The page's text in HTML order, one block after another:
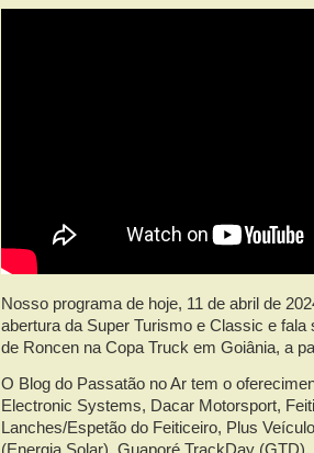
Nosso programa de hoje, 11 de abril de
abertura da Super Turismo e Classic e fala
de Roncen na Copa Truck em Goiânia, a
O Blog do Passatão no Ar tem o
Electronic Systems, Dacar Motorsport,
Lanches/Espetão do Feiticeiro, Plus
(Energia Solar), Guaporé TrackDay